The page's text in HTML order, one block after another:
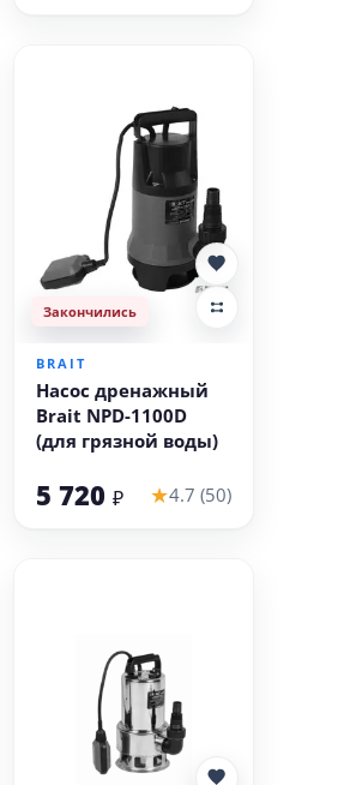
Закончились
BRAIT
Насос дренажный
Brait NPD-1100D
(для грязной воды)
5 720 ₽ ★4.7 (50)